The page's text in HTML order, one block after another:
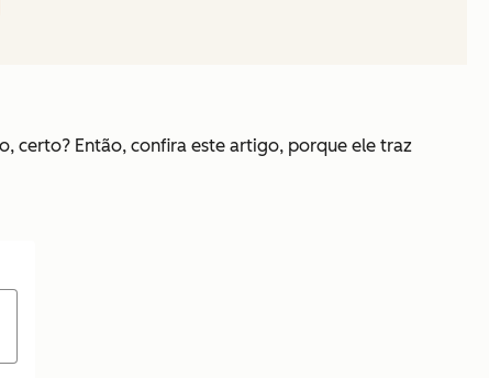
certo? Então, confira este artigo, porque ele traz